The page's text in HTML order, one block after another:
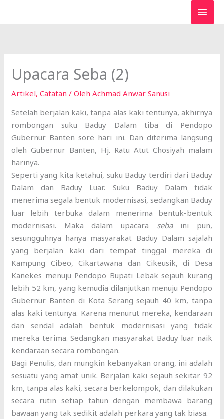
Upacara Seba (2)
Artikel,Catatan / OlehAchmad Anwar Sanusi
Setelah berjalan kaki, tanpa alas kaki tentunya, akhirnya
rombongan suku Baduy Dalam tiba di Pendopo
Gubernur Banten sore hari ini. Dan diterima langsung
oleh Gubernur Banten, Hj. Ratu Atut Chosiyah malam
harinya.
Seperti yang kita ketahui, suku Baduy terdiri dari Baduy
Dalam dan Baduy Luar. Suku Baduy Dalam tidak
menerima segala bentuk modernisasi, sedangkan Baduy
luar lebih terbuka dalam menerima bentuk-bentuk
modernisasi. Maka dalam upacara sebaini pun,
sesungguhnya hanya masyarakat Baduy Dalam sajalah
yang berjalan kaki dari tempat tinggal mereka di
Kampung Cibeo, Cikartawana dan Cikeusik, di Desa
Kanekes menuju Pendopo Bupati Lebak sejauh kurang
lebih 52 km, yang kemudia dilanjutkan menuju Pendopo
Gubernur Banten di Kota Serang sejauh 40 km, tanpa
alas kaki tentunya. Karena menurut mereka, kendaraan
dan sendal adalah bentuk modernisasi yang tidak
mereka terima. Sedangkan masyarakat Baduy luar naik
kendaraan secara rombongan.
Bagi Penulis, dan mungkin kebanyakan orang, ini adalah
sesuatu yang amat unik. Berjalan kaki sejauh sekitar 92
km, tanpa alas kaki, secara berkelompok, dan dilakukan
secara rutin setiap tahun dengan membawa barang
bawaan yang tak sedikit adalah perkara yang tak biasa.